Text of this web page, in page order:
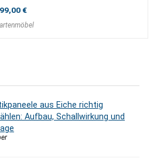
€Aktueller
ist:
aus Eiche richtig
Aufbau, Schallwirkung und